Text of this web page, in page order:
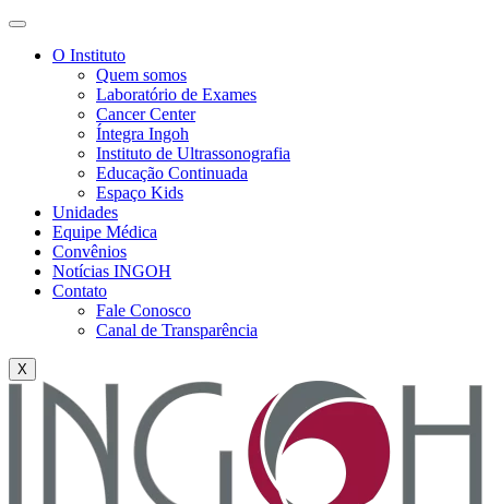
O Instituto
Quem somos
Laboratório de Exames
Cancer Center
Íntegra Ingoh
Instituto de Ultrassonografia
Educação Continuada
Espaço Kids
Unidades
Equipe Médica
Convênios
Notícias INGOH
Contato
Fale Conosco
Canal de Transparência
X